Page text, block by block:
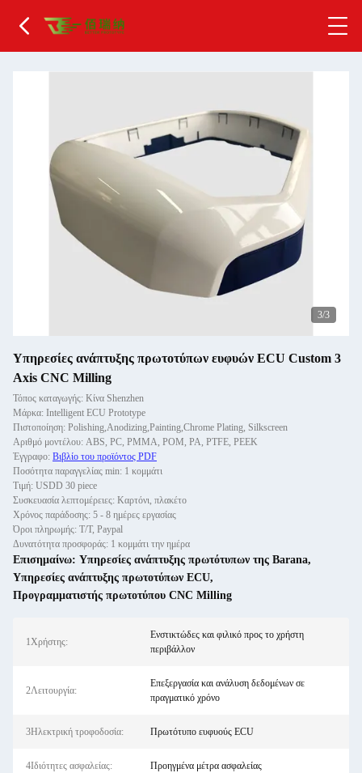
1/3
Υπηρεσίες ανάπτυξης πρωτοτύπων ευφυών ECU Custom 3
Axis CNC Milling
Τόπος καταγωγής: Κίνα Shenzhen
Μάρκα: Intelligent ECU Prototype
Πιστοποίηση: Polishing,Anodizing,Painting,Chrome Plating, Silkscreen
Αριθμό μοντέλου: ABS, PC, PMMA, POM, PA, PTFE, PEEK
Έγγραφο: Βιβλίο του προϊόντος PDF
Ποσότητα παραγγελίας min: 1 κομμάτι
Τιμή: USDD 30 piece
Συσκευασία λεπτομέρειες: Καρτόνι, πλακέτο
Χρόνος παράδοσης: 5 - 8 ημέρες εργασίας
Όροι πληρωμής: Τ/Τ, Paypal
Δυνατότητα προσφοράς: 1 κομμάτι την ημέρα
Επισημαίνω: Υπηρεσίες ανάπτυξης πρωτότυπων της Barana,
Υπηρεσίες ανάπτυξης πρωτοτύπων ECU,
Προγραμματιστής πρωτοτύπου CNC Milling
1Χρήστης:
Ενστικτώδες και φιλικό προς το χρήστη
περιβάλλον
2Λειτουργία:
Επεξεργασία και ανάλυση δεδομένων σε
πραγματικό χρόνο
3Ηλεκτρική τροφοδοσία: Πρωτότυπο ευφυούς ECU
4Ιδιότητες ασφαλείας: Προηγμένα μέτρα ασφαλείας